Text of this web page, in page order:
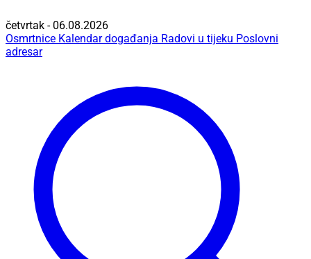
četvrtak - 06.08.2026
Osmrtnice Kalendar događanja Radovi u tijeku Poslovni
adresar